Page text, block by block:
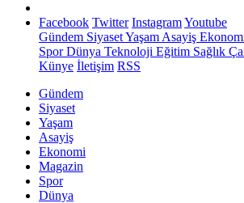
Facebook Twitter InstagramYoutube
Gündem SiyasetYaşam Asayiş
SporDünya Teknoloji Eğitim Sağlık
Künye İletişim RSS
Gündem
Siyaset
Yaşam
Asayiş
Ekonomi
Magazin
Spor
Dünya